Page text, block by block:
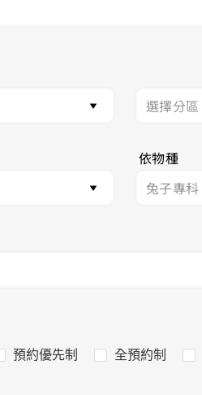
依物種
預約優先制 全預約制